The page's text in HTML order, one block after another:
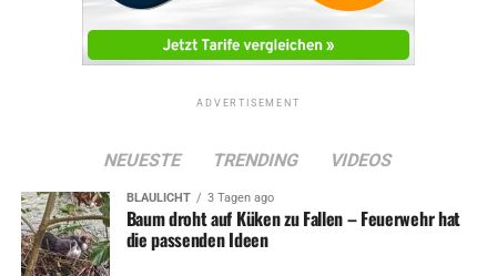
ADVERTISEMENT
NEUESTE TRENDING VIDEOS
BLAULICHT 3 Tagen ago
Baum droht auf Küken zu Fallen – Feuerwehr hat
die passenden Ideen